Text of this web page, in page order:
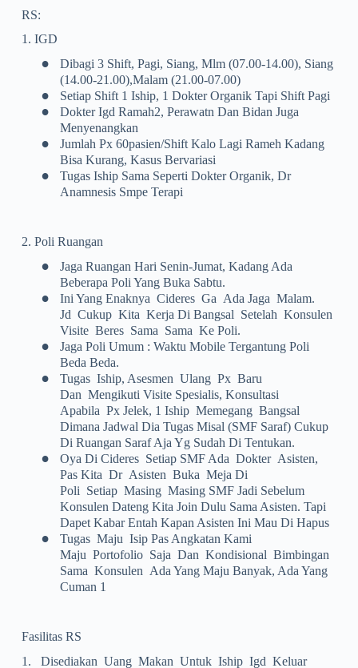
RS:
1. IGD
•
Dibagi 3 Shift, Pagi, Siang, Mlm (07.00-14.00), Siang
(14.00-21.00),malam (21.00-07.00)
• Setiap Shift 1 Iship, 1 Dokter Organik Tapi Shift Pagi
•
Dokter Igd Ramah2, Perawatn Dan Bidan Juga
Menyenangkan
•
Jumlah Px 60pasien/shift Kalo Lagi Rameh Kadang
Bisa Kurang, Kasus Bervariasi
•
Tugas Iship Sama Seperti Dokter Organik, Dr
Anamnesis Smpe Terapi
2. Poli Ruangan
•
Jaga Ruangan Hari Senin-Jumat, Kadang Ada
Beberapa Poli Yang Buka Sabtu.
•
Ini Yang Enaknya Cideres Ga Ada Jaga Malam.
Jd Cukup Kita Kerja Di Bangsal Setelah Konsulen
Visite Beres Sama Sama Ke Poli.
•
Jaga Poli Umum : Waktu Mobile Tergantung Poli
Beda Beda.
•
Tugas Iship, Asesmen Ulang Px Baru
Dan Mengikuti Visite Spesialis, Konsultasi
Apabila Px Jelek, 1 Iship Memegang Bangsal
Dimana Jadwal Dia Tugas Misal (SMF Saraf) Cukup
Di Ruangan Saraf Aja Yg Sudah Di Tentukan.
•
Oya Di Cideres Setiap SMF Ada Dokter Asisten,
Pas Kita Dr Asisten Buka Meja Di
Poli Setiap Masing Masing SMF Jadi Sebelum
Konsulen Dateng Kita Join Dulu Sama Asisten. Tapi
Dapet Kabar Entah Kapan Asisten Ini Mau Di Hapus
•
Tugas Maju Isip Pas Angkatan Kami
Maju Portofolio Saja Dan Kondisional Bimbingan
Sama Konsulen Ada Yang Maju Banyak, Ada Yang
Cuman 1
Fasilitas RS
1.
Disediakan Uang Makan Untuk Iship Igd Keluar